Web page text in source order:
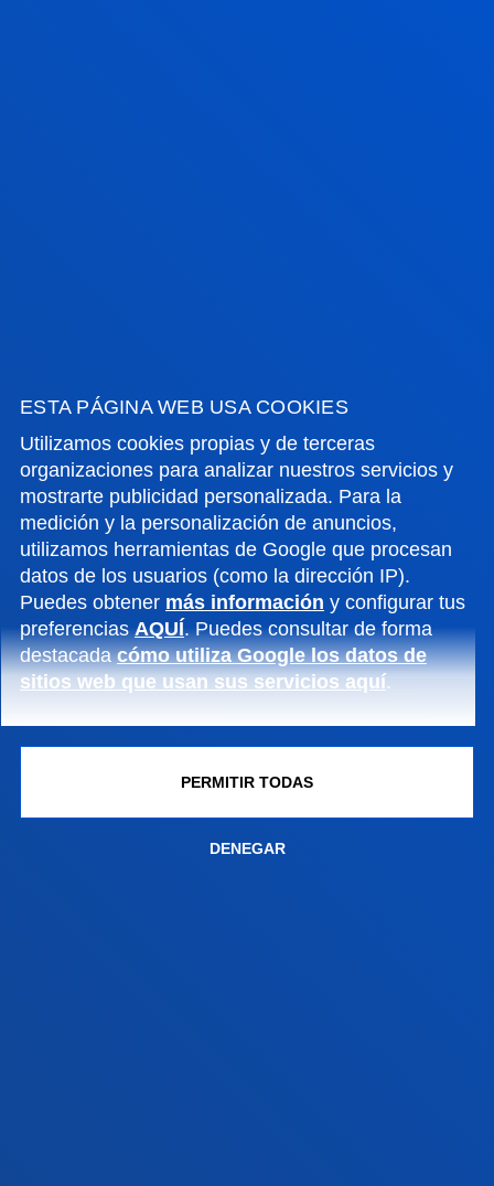
ESTA PÁGINA WEB USA COOKIES
Utilizamos cookies propias y de terceras
organizaciones para analizar nuestros servicios y
mostrarte publicidad personalizada. Para la
medición y la personalización de anuncios,
utilizamos herramientas de Google que procesan
datos de los usuarios (como la dirección IP).
Puedes obtener más información y configurar tus
preferenciasAQUÍ. Puedes consultar de forma
destacadacómo utiliza Google los datos de
sitios web que usan sus servicios aquí.
PERMITIR TODAS
DENEGAR
ACTUALIDAD
GESTIONES Y TRÁMITES
Campus Bilbao
Conoce el campus
+34 944 139 000
Contacto
Campus San Sebastián